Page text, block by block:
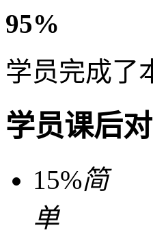
95%
学员完成了
学员课后
15%简
单